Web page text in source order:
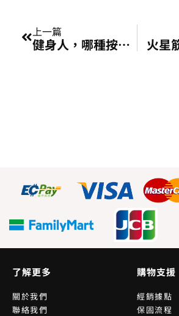
上一篇
健身人，哪種按摩放鬆最有效？徒手按摩、滾筒，還是筋膜槍？
了解更多
關於我們
聯絡我們
購物支援
經銷據點
保固流程